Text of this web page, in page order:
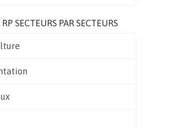
SECTEURS PAR SECTEURS